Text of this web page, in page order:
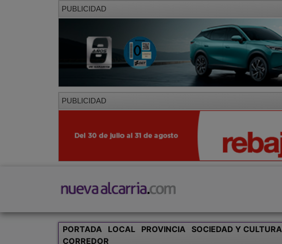
PUBLICIDAD
PUBLICIDAD
PORTADA LOCAL PROVINCIA SOCIEDAD Y CULTURA
CORREDOR